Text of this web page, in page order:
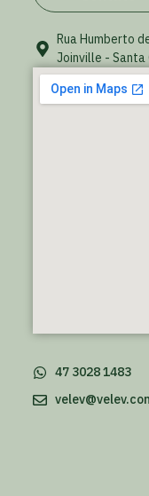
Rua Humberto
Joinville - Santa
47 3028 1483